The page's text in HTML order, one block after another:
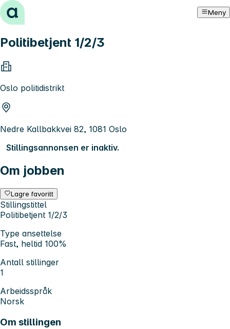
Hopp til innhold Meny
Politibetjent 1/2/3
Oslo politidistrikt
Nedre Kallbakkvei 82, 1081 Oslo
Stillingsannonsen er inaktiv.
Om jobben
Lagre favoritt
Stillingstittel
Politibetjent 1/2/3
Type ansettelse
Fast, heltid 100%
Antall stillinger
1
Arbeidsspråk
Norsk
Om stillingen